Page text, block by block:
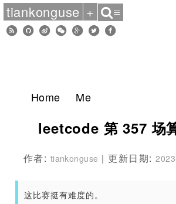
Home Me
leetcode 第 357 场
作者: tiankonguse | 更新日期:
这比赛挺有难度的。
tiankonguse + ≡